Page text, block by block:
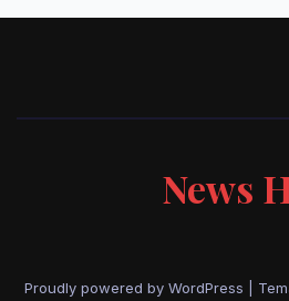
News
Proudly powered by WordPress